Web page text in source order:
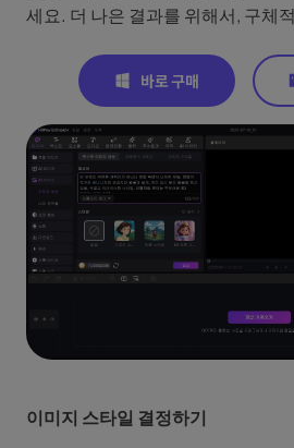
세요. 더 나은 결과를 위해서, 구체
이미지 스타일 결정하기